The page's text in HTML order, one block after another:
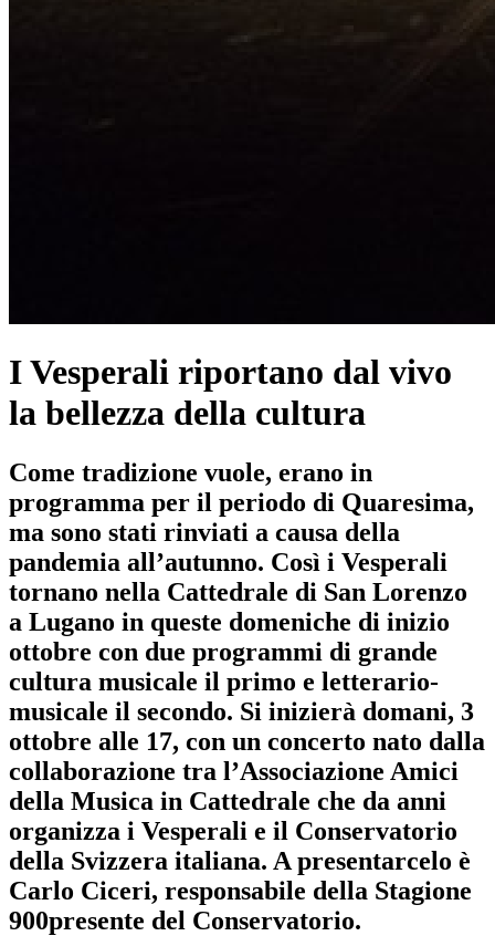
I Vesperali riportano dal vivo
la bellezza della cultura
Come tradizione vuole, erano in
programma per il periodo di Quaresima,
ma sono stati rinviati a causa della
pandemia all’autunno. Così i Vesperali
tornano nella Cattedrale di San Lorenzo
a Lugano in queste domeniche di inizio
ottobre con due programmi di grande
cultura musicale il primo e letterario-
musicale il secondo. Si inizierà domani, 3
ottobre alle 17, con un concerto nato dalla
collaborazione tra l’Associazione Amici
della Musica in Cattedrale che da anni
organizza i Vesperali e il Conservatorio
della Svizzera italiana. A presentarcelo è
Carlo Ciceri, responsabile della Stagione
900presente del Conservatorio.